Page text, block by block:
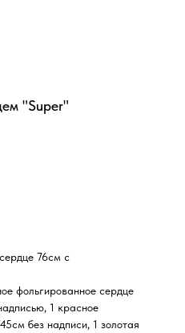
"Super"
76см с
фольгированное сердце
1 красное
без надписи, 1 золотая